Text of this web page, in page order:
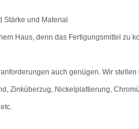
Stärke und Material
Haus, denn das Fertigungsmittel zu
auch genügen. Wir stellen
Zinküberzug, Nickelplattierung,